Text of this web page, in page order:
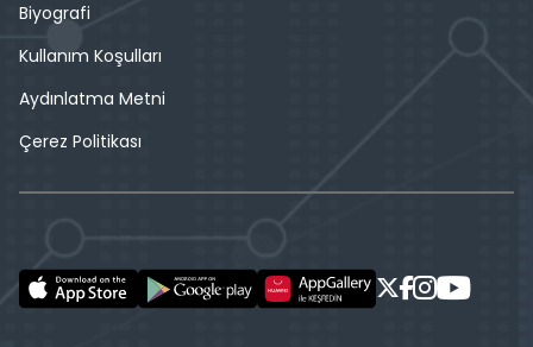
Biyografi
Kullanım Koşulları
Aydınlatma Metni
Çerez Politikası